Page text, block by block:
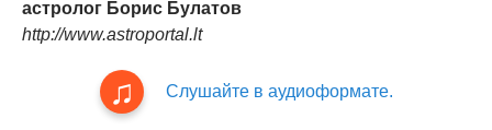
астролог Борис Булатов
http://www.astroportal.lt
Слушайте в аудиоформате.